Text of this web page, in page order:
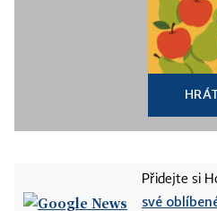
Přidejte si
své